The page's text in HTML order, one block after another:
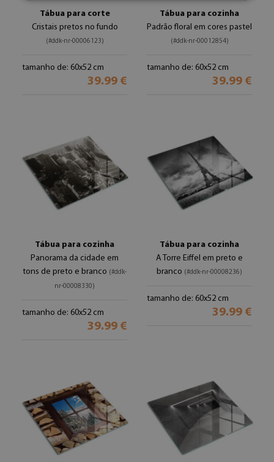
Tábua para corte
Cristais pretos no fundo
(#ddk-nr-00006123)
tamanho de: 60x52 cm
39.99 €
Tábua para cozinha
Padrão floral em cores pastel
(#ddk-nr-00012854)
tamanho de: 60x52 cm
39.99 €
Tábua para cozinha
Panorama da cidade em
tons de preto e branco (#ddk-
nr-00008330)
tamanho de: 60x52 cm
39.99 €
Tábua para cozinha
A Torre Eiffel em preto e
branco (#ddk-nr-00008236)
tamanho de: 60x52 cm
39.99 €